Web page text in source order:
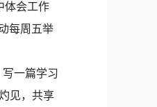
体会工作
每周五举
一篇学习
见，共享